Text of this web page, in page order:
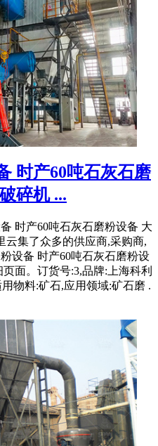
时产60吨石灰石磨
碎机 ...
时产60吨石灰石磨粉设备 大
云集了众多的供应商,采购商,
设备 时产60吨石灰石磨粉设
面。订货号:3,品牌:上海科利
物料:矿石,应用领域:矿石磨 .